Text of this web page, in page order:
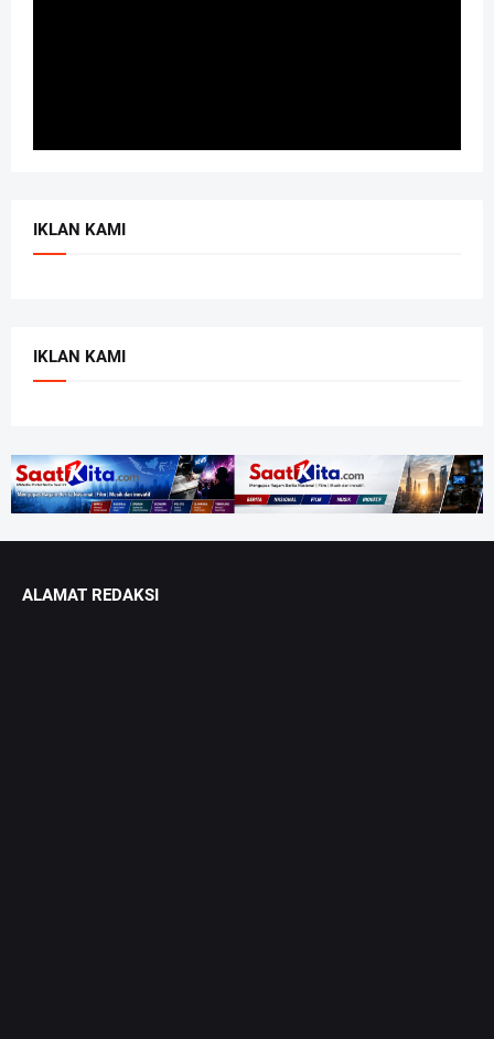
IKLAN KAMI
IKLAN KAMI
ALAMAT REDAKSI